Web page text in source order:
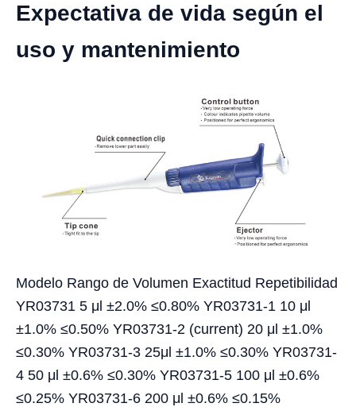
Expectativa de vida según el
uso y mantenimiento
Modelo Rango de Volumen Exactitud Repetibilidad
YR03731 5 μl ±2.0% ≤0.80% YR03731-1 10 μl
±1.0% ≤0.50% YR03731-2 (current) 20 μl ±1.0%
≤0.30% YR03731-3 25μl ±1.0% ≤0.30% YR03731-
4 50 μl ±0.6% ≤0.30% YR03731-5 100 μl ±0.6%
≤0.25% YR03731-6 200 μl ±0.6% ≤0.15%